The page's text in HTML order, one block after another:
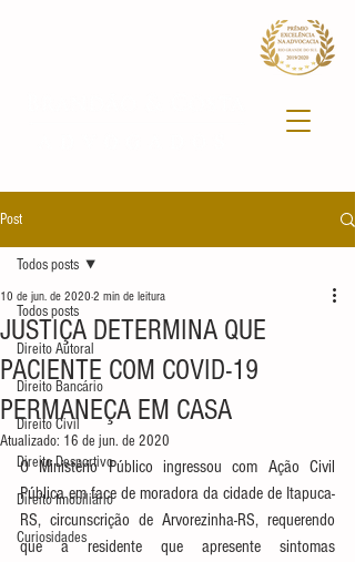
Post
Todos posts
Direito Autoral
Direito Bancário
Direito Civil
Direito Desportivo
Direito Imobiliário
Curiosidades
Todos posts
JUSTIÇA DETERMINA QUE
PACIENTE COM COVID-19
PERMANEÇA EM CASA
10 de jun. de 2020 2 min de leitura
Atualizado: 16 de jun. de 2020
O Ministério Público ingressou com Ação Civil
Pública em face de moradora da cidade de Itapuca-
RS, circunscrição de Arvorezinha-RS, requerendo
que a residente que apresente sintomas